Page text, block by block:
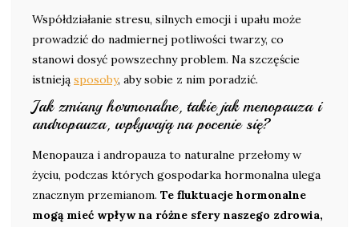
Współdziałanie stresu, silnych emocji i upału może
prowadzić do nadmiernej potliwości twarzy, co
stanowi dosyć powszechny problem. Na szczęście
istnieją sposoby, aby sobie z nim poradzić.
Jak zmiany hormonalne, takie jak menopauza i
andropauza, wpływają na pocenie się?
Menopauza i andropauza to naturalne przełomy w
życiu, podczas których gospodarka hormonalna ulega
znacznym przemianom. Te fluktuacje hormonalne
mogą mieć wpływ na różne sfery naszego zdrowia,